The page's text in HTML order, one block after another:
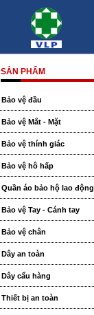
SẢN PHẨM
Bảo vệ đầu
Bảo vệ Mắt - Mặt
Bảo vệ thính giác
Bảo vệ hô hấp
Quần áo bảo hộ lao động
Bảo vệ Tay - Cánh tay
Bảo vệ chân
Dây an toàn
Dây cẩu hàng
Thiết bị an toàn